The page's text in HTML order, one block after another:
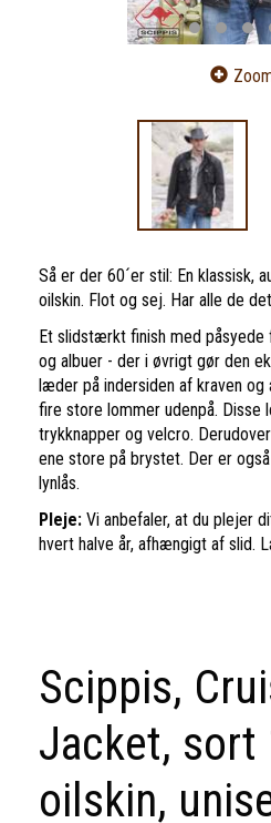
Så er der 60´er stil: En klassisk,
oilskin. Flot og sej. Har alle de
Et slidstærkt finish med
og albuer - der i øvrigt gør den
læder på indersiden af kraven
fire store lommer udenpå. Disse
trykknapper og velcro.
ene store på brystet. Der er
lynlås.
Pleje: Vi anbefaler, at du plejer
hvert halve år, afhængigt af slid.
Scippis,
Jacket, sort
oilskin,